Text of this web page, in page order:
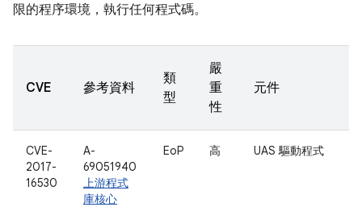
限的程序環境，執行任何程式碼。
CVE 參考資料
類
型
嚴
重
性
元件
CVE-
2017-
16530
A-
69051940
上游程式
庫核心
EoP 高 UAS 驅動程式